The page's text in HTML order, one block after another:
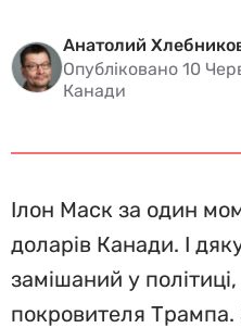
Анатолий
Опубліковано 10
Канади
Ілон Маск за один
доларів Канади. І
замішаний у
покровителя Трампа.